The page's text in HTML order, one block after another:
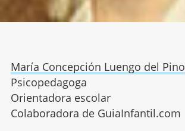
María Concepción Luengo del Pino
Psicopedagoga
Orientadora escolar
Colaboradora de GuiaInfantil.com